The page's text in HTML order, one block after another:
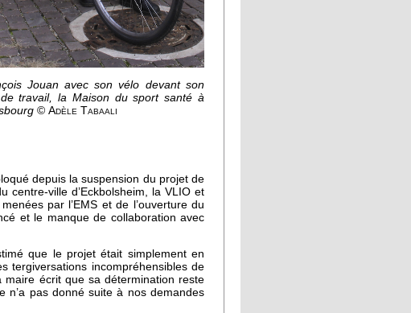
Jouan avec son vélo devant son
travail, la Maison du sport santé à
© Adèle Tabaali
depuis la suspension du projet de
centre-ville d’Eckbolsheim, la VLIO et
par l’EMS et de l’ouverture du
et le manque de collaboration avec
que le projet était simplement en
tergiversations incompréhensibles de
maire écrit que sa détermination reste
n’a pas donné suite à nos demandes